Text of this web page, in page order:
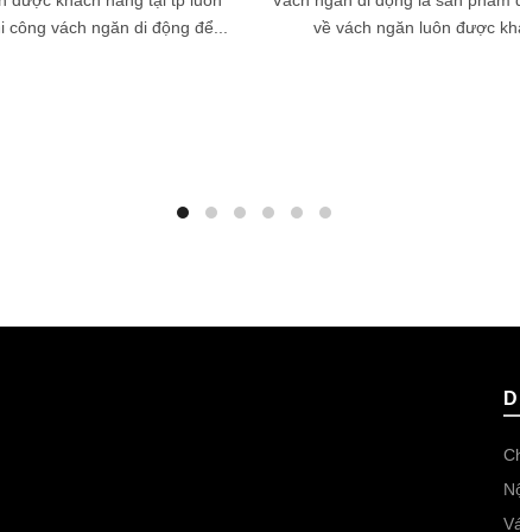
vách ngăn di động để...
về vách ngăn luôn được